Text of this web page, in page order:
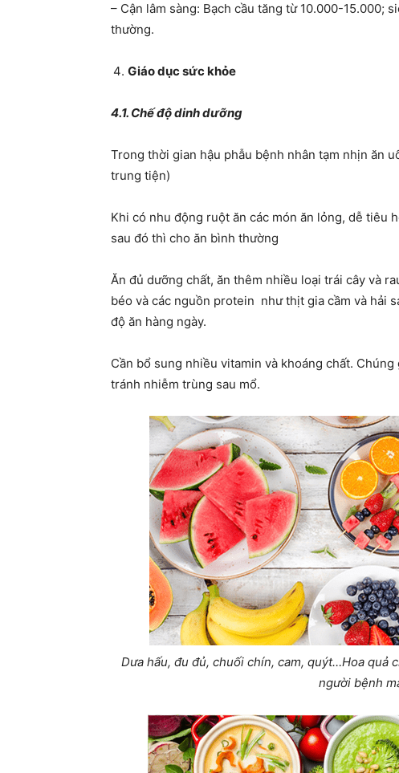
– Cận lâm sàng: Bạch cầu tăng từ 10.000-15.000;
thường.
Giáo dục sức khỏe
4.1. Chế độ dinh dưỡng
Trong thời gian hậu phẫu bệnh nhân tạm nhịn ăn
trung tiện)
Khi có nhu động ruột ăn các món ăn lỏng, dễ tiêu
sau đó thì cho ăn bình thường
Ăn đủ dưỡng chất, ăn thêm nhiều loại trái cây và
béo và các nguồn protein như thịt gia cầm và hải
độ ăn hàng ngày.
Cần bổ sung nhiều vitamin và khoáng chất.
tránh nhiễm trùng sau mổ.
Dưa hấu, đu đủ, chuối chín, cam, quýt…Hoa quả
người bệnh